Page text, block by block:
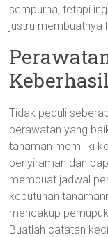
sempurna, tetapi
justru membuatnya
Tidak peduli
perawatan yang
tanaman memiliki
penyiraman dan
membuat jadwal
kebutuhan
mencakup
Buatlah catatan